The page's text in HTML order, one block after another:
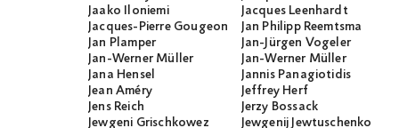
Jaako Iloniemi
Jacques Leenhardt
Jacques-Pierre Gougeon
Jan Philipp Reemtsma
Jan Plamper
Jan-Jürgen Vogeler
Jan-Werner Müller
Jan-Werner Müller
Jana Hensel
Jannis Panagiotidis
Jean Améry
Jeffrey Herf
Jens Reich
Jerzy Bossack
Jewgeni Grischkowez
Jewgenij Jewtuschenko